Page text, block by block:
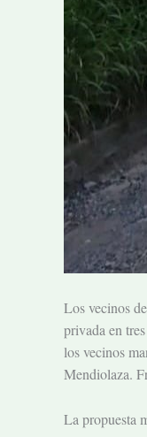
Los vecinos
privada en
los vecinos
Mendiolaza.
La propuesta